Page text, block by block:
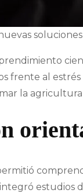
frente al
la
estudios